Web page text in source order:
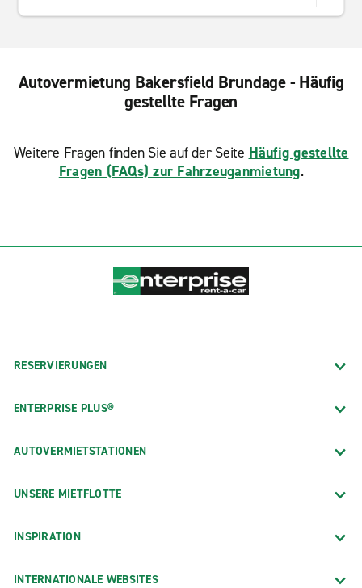
Autovermietung Bakersfield Brundage - Häufig
gestellte Fragen
Weitere Fragen finden Sie auf der Seite Häufig gestellte
Fragen (FAQs) zur Fahrzeuganmietung.
RESERVIERUNGEN
ENTERPRISE PLUS®
AUTOVERMIETSTATIONEN
UNSERE MIETFLOTTE
INSPIRATION
INTERNATIONALE WEBSITES